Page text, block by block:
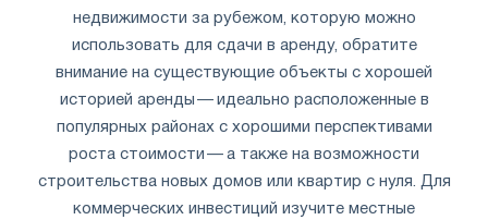
недвижимости за рубежом, которую можно
использовать для сдачи в аренду, обратите
внимание на существующие объекты с хорошей
историей аренды — идеально расположенные в
популярных районах с хорошими перспективами
роста стоимости — а также на возможности
строительства новых домов или квартир с нуля. Для
коммерческих инвестиций изучите местные